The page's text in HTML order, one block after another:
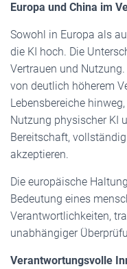
Europa und China im
Sowohl in Europa als
die KI hoch. Die
Vertrauen und
von deutlich höherem
Lebensbereiche
Nutzung physischer KI
Bereitschaft,
akzeptieren.
Die europäische
Bedeutung eines
Verantwortlichkeiten,
unabhängiger
Verantwortungsvolle